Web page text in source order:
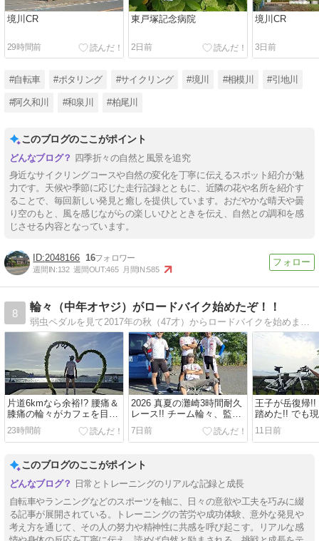
境川CR
29時間前
東戸塚記念病院
2日前
境川CR
3日前
#自転車 #ポタリング #サイクリング #境川 #相模川 #引地川
#阿久和川 #和泉川 #柏尾川
このブログのここがポイント
四季折々の自然と風景を追究
身近なサイクリングコースや自然の変化を丁寧に伝えるスポット紹介が魅
力です。天候や季節に応じた走行記録とともに、近隣の花や名所を紹介す
ることで、毎回新しい発見と癒しを提供しています。おだやかな晴天や曇
り空のもと、風を感じながらの楽しいひとときを伝え、自然との調和を感
じさせる内容となっています。
2048166 16
週間IN:132 週間OUT:465 月間IN:585
8
輪々（中年オヤジ）がロードバイク始めたぞ！！
片道6kmなら余裕!? 腰痛＆
膝痛の輪々がカフェを目指
して歩いた結果……
23時間前
2026 真夏の灘崎3時間耐久
レース!! チーム輪々、監督
デビュー!? でも本当は走り
たかった。
7日前
王子が岳復帰!!
踏めた!! でも
かった…。
11日前
このブログのここがポイント
日常とトレーニングのリアルな記録と成長
自転車やランニングなどのスポーツを軸に、日々の意欲や工夫を巧みに綴
る記事が展開されている。トレーニングの苦労や成功体験、意外な発見や
考え方を通じて、その人の努力や精神性に共感を呼び起こす。リアルな感